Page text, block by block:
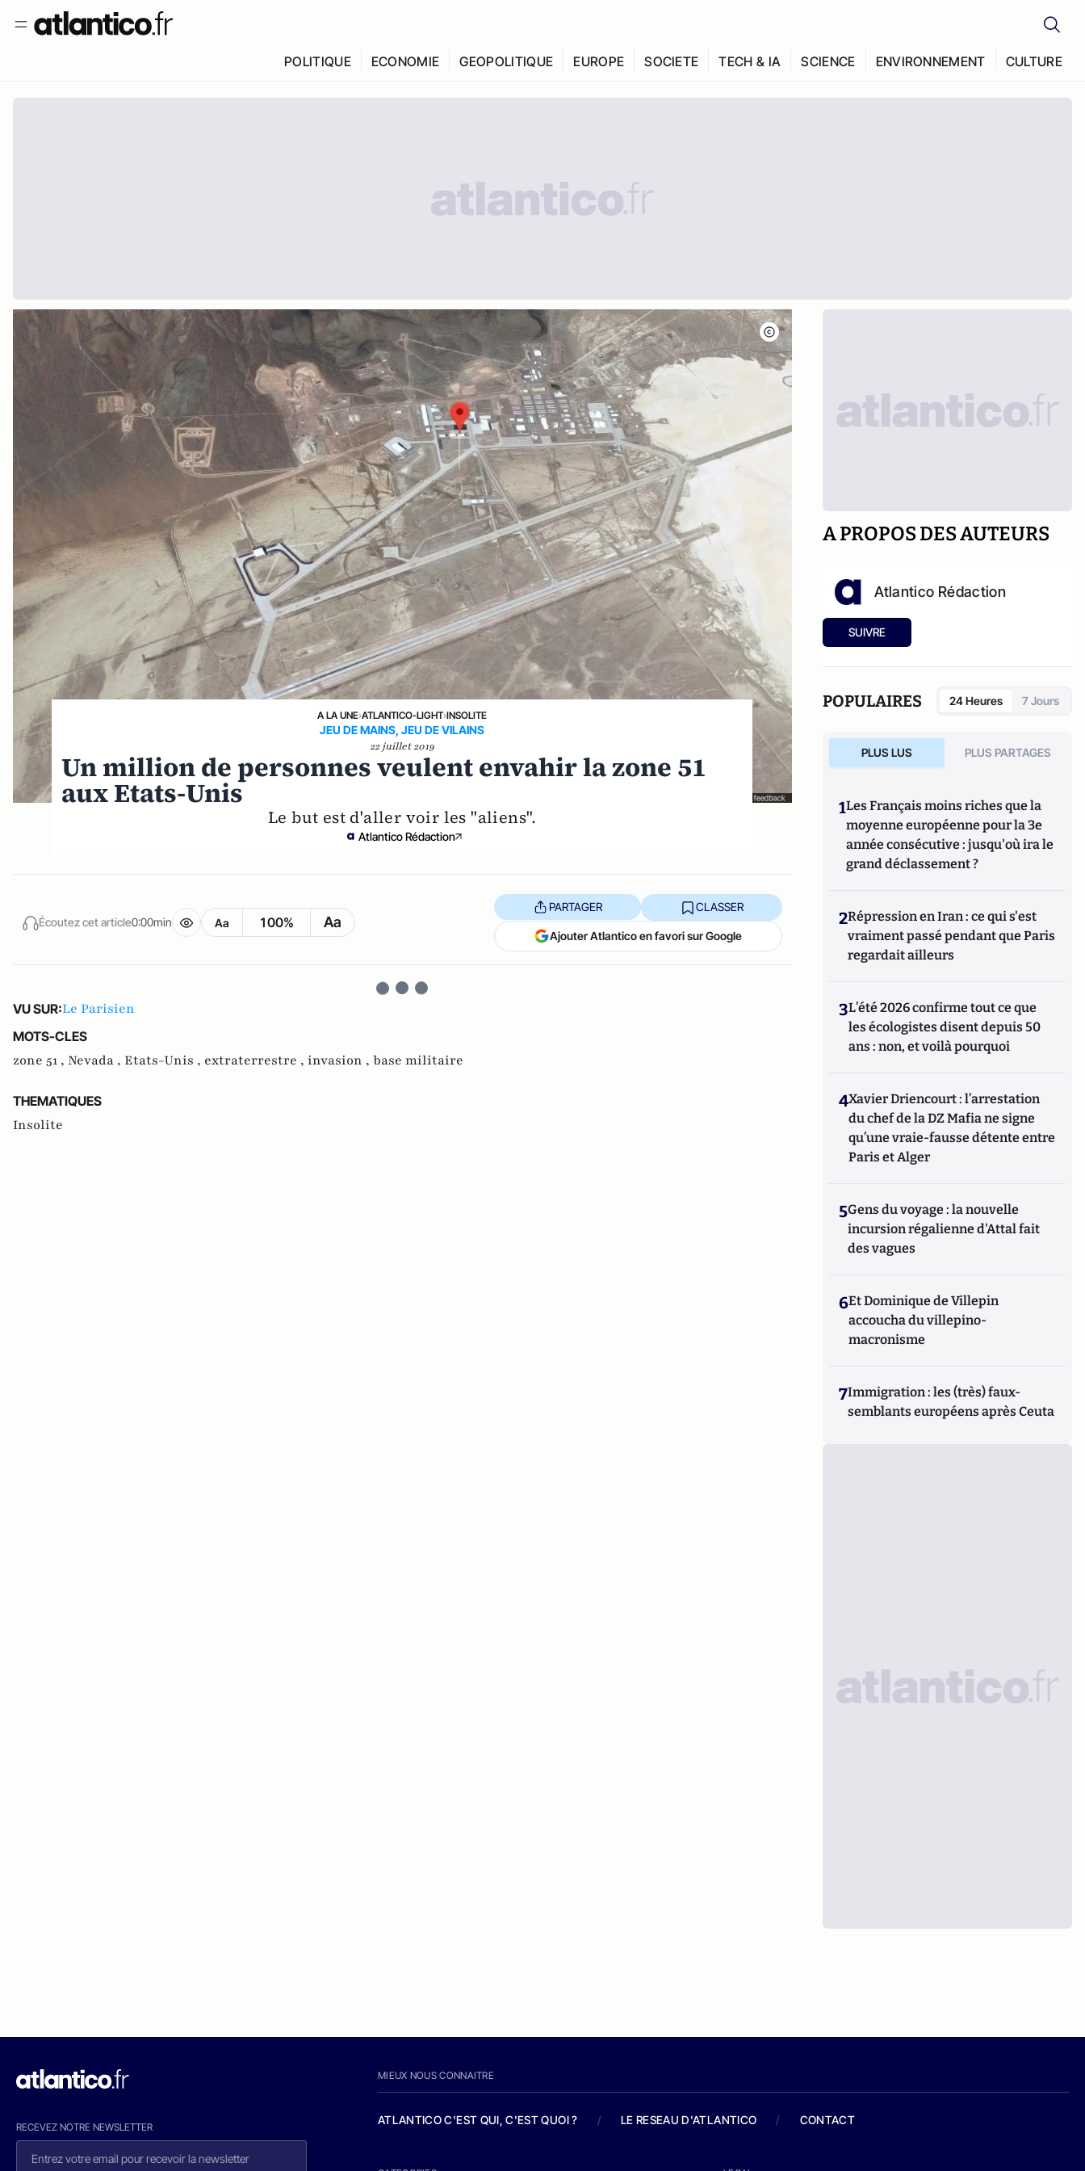
POLITIQUE ECONOMIE GEOPOLITIQUE EUROPE SOCIETE TECH & IA SCIENCE ENVIRONNEMENT CULTURE
A LA UNE›ATLANTICO-LIGHT›INSOLITE
JEU DE MAINS, JEU DE VILAINS
22 juillet 2019
Un million de personnes veulent envahir la zone 51
aux Etats-Unis
Le but est d'aller voir les "aliens".
Atlantico Rédaction
Écoutez cet article0:00min Aa 100% Aa
PARTAGER CLASSER
Ajouter Atlantico en favori sur Google
VU SUR:Le Parisien
MOTS-CLES
zone 51 , Nevada , Etats-Unis , extraterrestre , invasion , base militaire
THEMATIQUES
Insolite
A PROPOS DES AUTEURS
Atlantico Rédaction
SUIVRE
POPULAIRES 24 Heures 7 Jours
PLUS LUS PLUS PARTAGES
1Les Français moins riches que la
moyenne européenne pour la 3e
année consécutive : jusqu'où ira le
grand déclassement ?
2Répression en Iran : ce qui s'est
vraiment passé pendant que Paris
regardait ailleurs
3L’été 2026 confirme tout ce que
les écologistes disent depuis 50
ans : non, et voilà pourquoi
4Xavier Driencourt : l’arrestation
du chef de la DZ Mafia ne signe
qu’une vraie-fausse détente entre
Paris et Alger
5Gens du voyage : la nouvelle
incursion régalienne d'Attal fait
des vagues
6Et Dominique de Villepin
accoucha du villepino-
macronisme
7Immigration : les (très) faux-
semblants européens après Ceuta
RECEVEZ NOTRE NEWSLETTER
MIEUX NOUS CONNAITRE
ATLANTICO C'EST QUI, C'EST QUOI ? / LE RESEAU D'ATLANTICO / CONTACT